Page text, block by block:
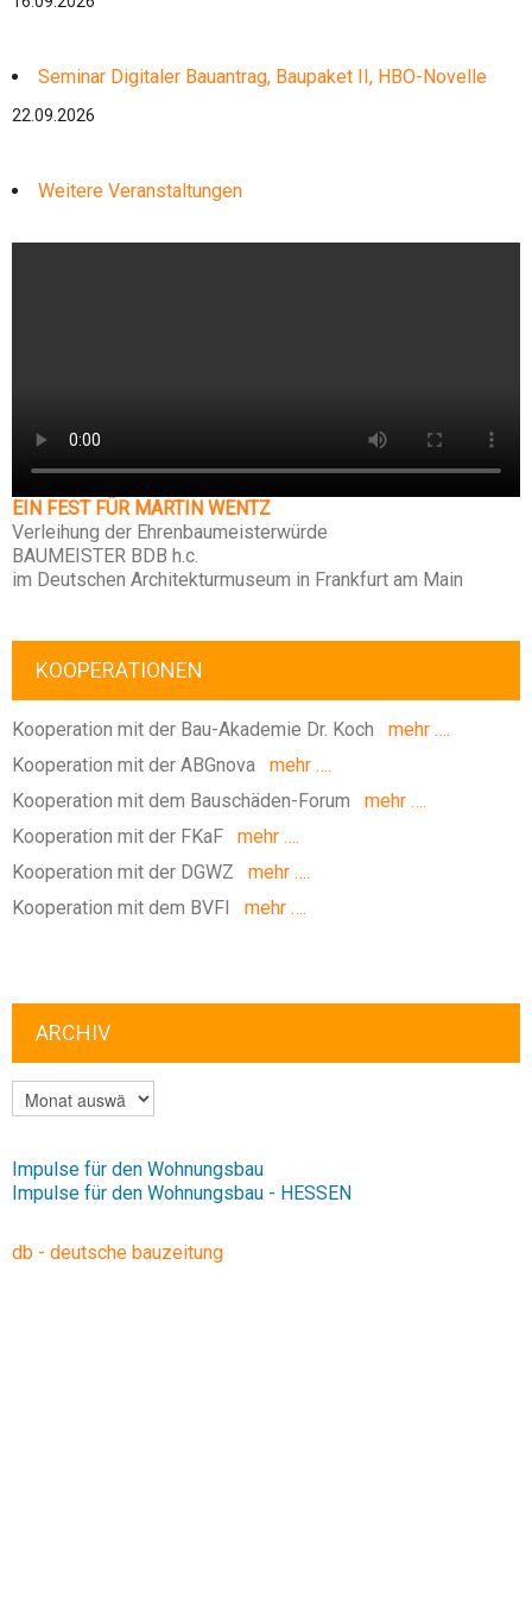
Seminar Digitaler Bauantrag, Baupaket II, HBO-Novelle
22.09.2026
Weitere Veranstaltungen
EIN FEST FÜR MARTIN WENTZ
Verleihung der Ehrenbaumeisterwürde
BAUMEISTER BDB h.c.
im Deutschen Architekturmuseum in Frankfurt am Main
KOOPERATIONEN
Kooperation mit der Bau-Akademie Dr. Koch mehr ….
Kooperation mit der ABGnova mehr ….
Kooperation mit dem Bauschäden-Forum mehr ….
Kooperation mit der FKaF mehr ….
Kooperation mit der DGWZ mehr ….
Kooperation mit dem BVFI
mehr ….
ARCHIV
ARCHIV
Impulse für den Wohnungsbau
Impulse für den Wohnungsbau - HESSEN
db - deutsche bauzeitung